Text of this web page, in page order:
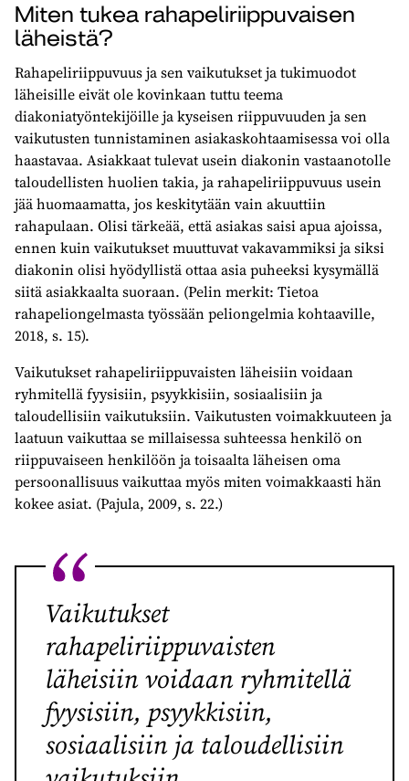
Miten tukea rahapeliriippuvaisen
läheistä?
Rahapeliriippuvuus ja sen vaikutukset ja tukimuodot
läheisille eivät ole kovinkaan tuttu teema
diakoniatyöntekijöille ja kyseisen riippuvuuden ja sen
vaikutusten tunnistaminen asiakaskohtaamisessa voi olla
haastavaa. Asiakkaat tulevat usein diakonin vastaanotolle
taloudellisten huolien takia, ja rahapeliriippuvuus usein
jää huomaamatta, jos keskitytään vain akuuttiin
rahapulaan. Olisi tärkeää, että asiakas saisi apua ajoissa,
ennen kuin vaikutukset muuttuvat vakavammiksi ja siksi
diakonin olisi hyödyllistä ottaa asia puheeksi kysymällä
siitä asiakkaalta suoraan. (Pelin merkit: Tietoa
rahapeliongelmasta työssään peliongelmia kohtaaville,
2018, s. 15).
Vaikutukset rahapeliriippuvaisten läheisiin voidaan
ryhmitellä fyysisiin, psyykkisiin, sosiaalisiin ja
taloudellisiin vaikutuksiin. Vaikutusten voimakkuuteen ja
laatuun vaikuttaa se millaisessa suhteessa henkilö on
riippuvaiseen henkilöön ja toisaalta läheisen oma
persoonallisuus vaikuttaa myös miten voimakkaasti hän
kokee asiat. (Pajula, 2009, s. 22.)
Vaikutukset
rahapeliriippuvaisten
läheisiin voidaan ryhmitellä
fyysisiin, psyykkisiin,
sosiaalisiin ja taloudellisiin